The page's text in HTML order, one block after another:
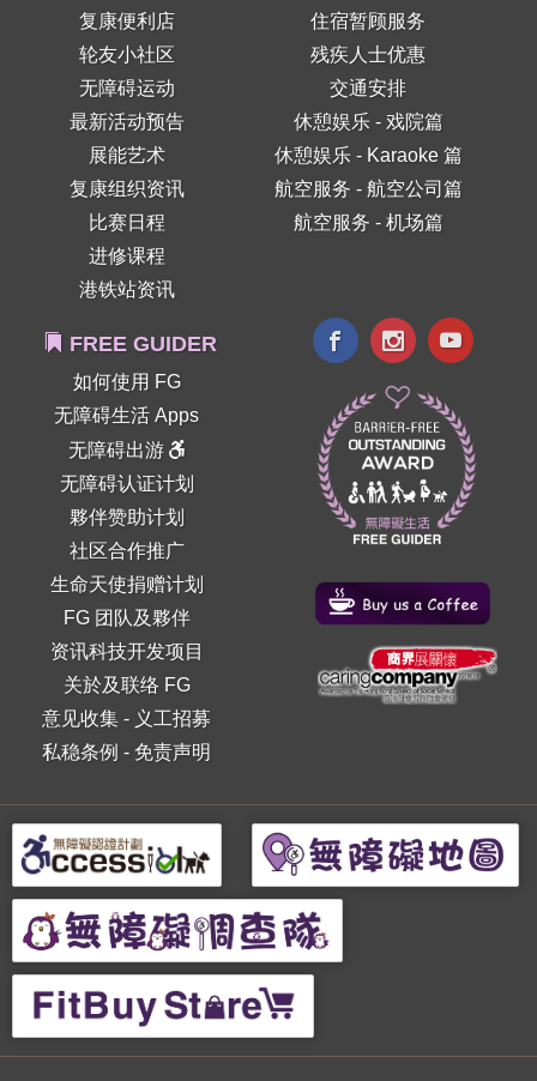
复康便利店
轮友小社区
无障碍运动
最新活动预告
展能艺术
复康组织资讯
比赛日程
进修课程
港铁站资讯
住宿暂顾服务
残疾人士优惠
交通安排
休憩娱乐 - 戏院篇
休憩娱乐 - Karaoke 篇
航空服务 - 航空公司篇
航空服务 - 机场篇
FREE GUIDER
如何使用 FG
无障碍生活 Apps
无障碍出游
无障碍认证计划
夥伴赞助计划
社区合作推广
生命天使捐赠计划
FG 团队及夥伴
资讯科技开发项目
关於及联络 FG
意见收集 - 义工招募
私稳条例 - 免责声明